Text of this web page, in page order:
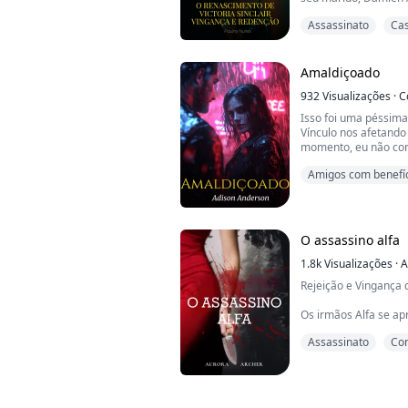
seu casamento,
esquemas...
Assassinato
Amaldiçoado
932Visualizações ·
Isso foi uma
Vínculo nos
momento, eu não
"Você
"Porque eu não sei
aguentar você me
nos
A atração do Víncu...
Amigos com
O assassino alfa
1.8kVisualizações ·
Rejeição e
Os irmãos Alfa se
Ambos herdaram o
Assassinato